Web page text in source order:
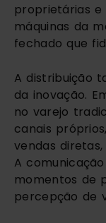
proprietárias e
máquinas da
fechado que
A distribuição
da inovação.
no varejo
canais
vendas
A
momentos de
percepção de